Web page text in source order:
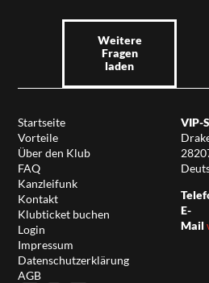
Weitere
Fragen
laden
Startseite
Vorteile
Über den Klub
FAQ
Kanzleifunk
Kontakt
Klubticket buchen
Login
Impressum
Datenschutzerklärung
AGB
VIP-
E-
Mail